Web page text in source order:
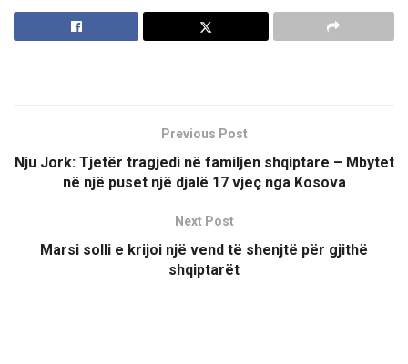
Previous Post
Nju Jork: Tjetër tragjedi në familjen shqiptare – Mbytet
në një puset një djalë 17 vjeç nga Kosova
Next Post
Marsi solli e krijoi një vend të shenjtë për gjithë
shqiptarët